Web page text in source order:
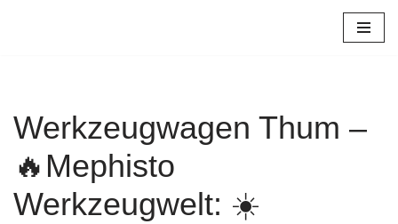
Werkzeugwagen Thum –
🔥Mephisto
Werkzeugwelt: ☀️